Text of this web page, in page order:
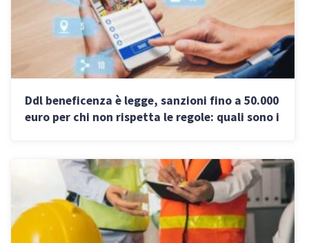
Ddl beneficenza è legge, sanzioni fino a 50.000
euro per chi non rispetta le regole: quali sono i